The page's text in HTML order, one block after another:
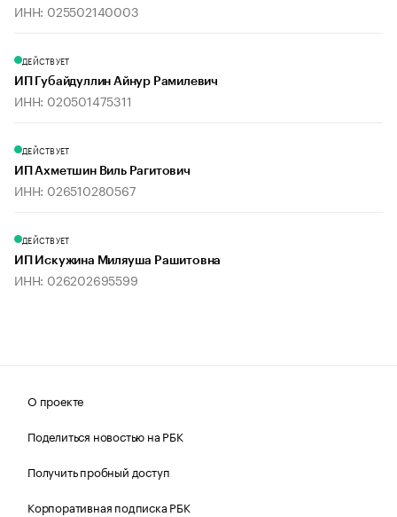
ИНН: 025502140003
ДЕЙСТВУЕТ
ИП Губайдуллин Айнур Рамилевич
ИНН: 020501475311
ДЕЙСТВУЕТ
ИП Ахметшин Виль Рагитович
ИНН: 026510280567
ДЕЙСТВУЕТ
ИП Искужина Миляуша Рашитовна
ИНН: 026202695599
О проекте
Поделиться новостью на РБК
Получить пробный доступ
Корпоративная подписка РБК